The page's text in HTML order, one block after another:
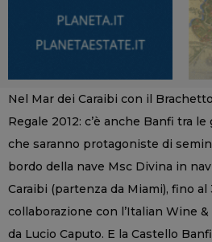
Nel Mar dei Caraibi con il
Regale 2012: c’è anche Banfi tra
che saranno protagoniste di
bordo della nave Msc Divina in
Caraibi (partenza da Miami), fino al
collaborazione con l’Italian Wine
da Lucio Caputo. E la Castello